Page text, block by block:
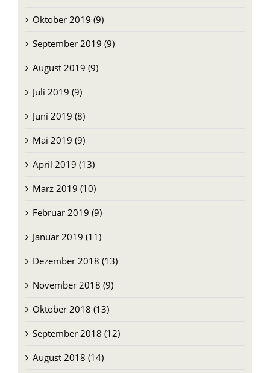
Oktober 2019 (9)
September 2019 (9)
August 2019 (9)
Juli 2019 (9)
Juni 2019 (8)
Mai 2019 (9)
April 2019 (13)
März 2019 (10)
Februar 2019 (9)
Januar 2019 (11)
Dezember 2018 (13)
November 2018 (9)
Oktober 2018 (13)
September 2018 (12)
August 2018 (14)